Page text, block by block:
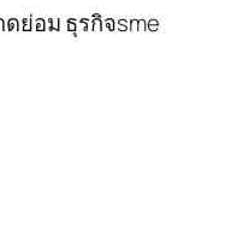
ย่อม ธุรกิจsme